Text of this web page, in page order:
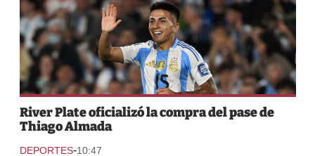
River Plate oficializó la compra del pase de
Thiago Almada
DEPORTES-10:47